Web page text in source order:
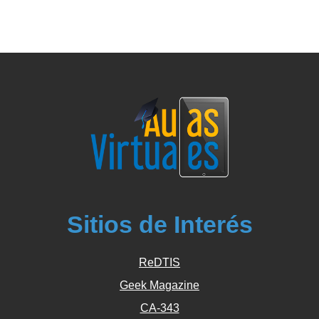
Sitios de Interés
ReDTIS
Geek Magazine
CA-343